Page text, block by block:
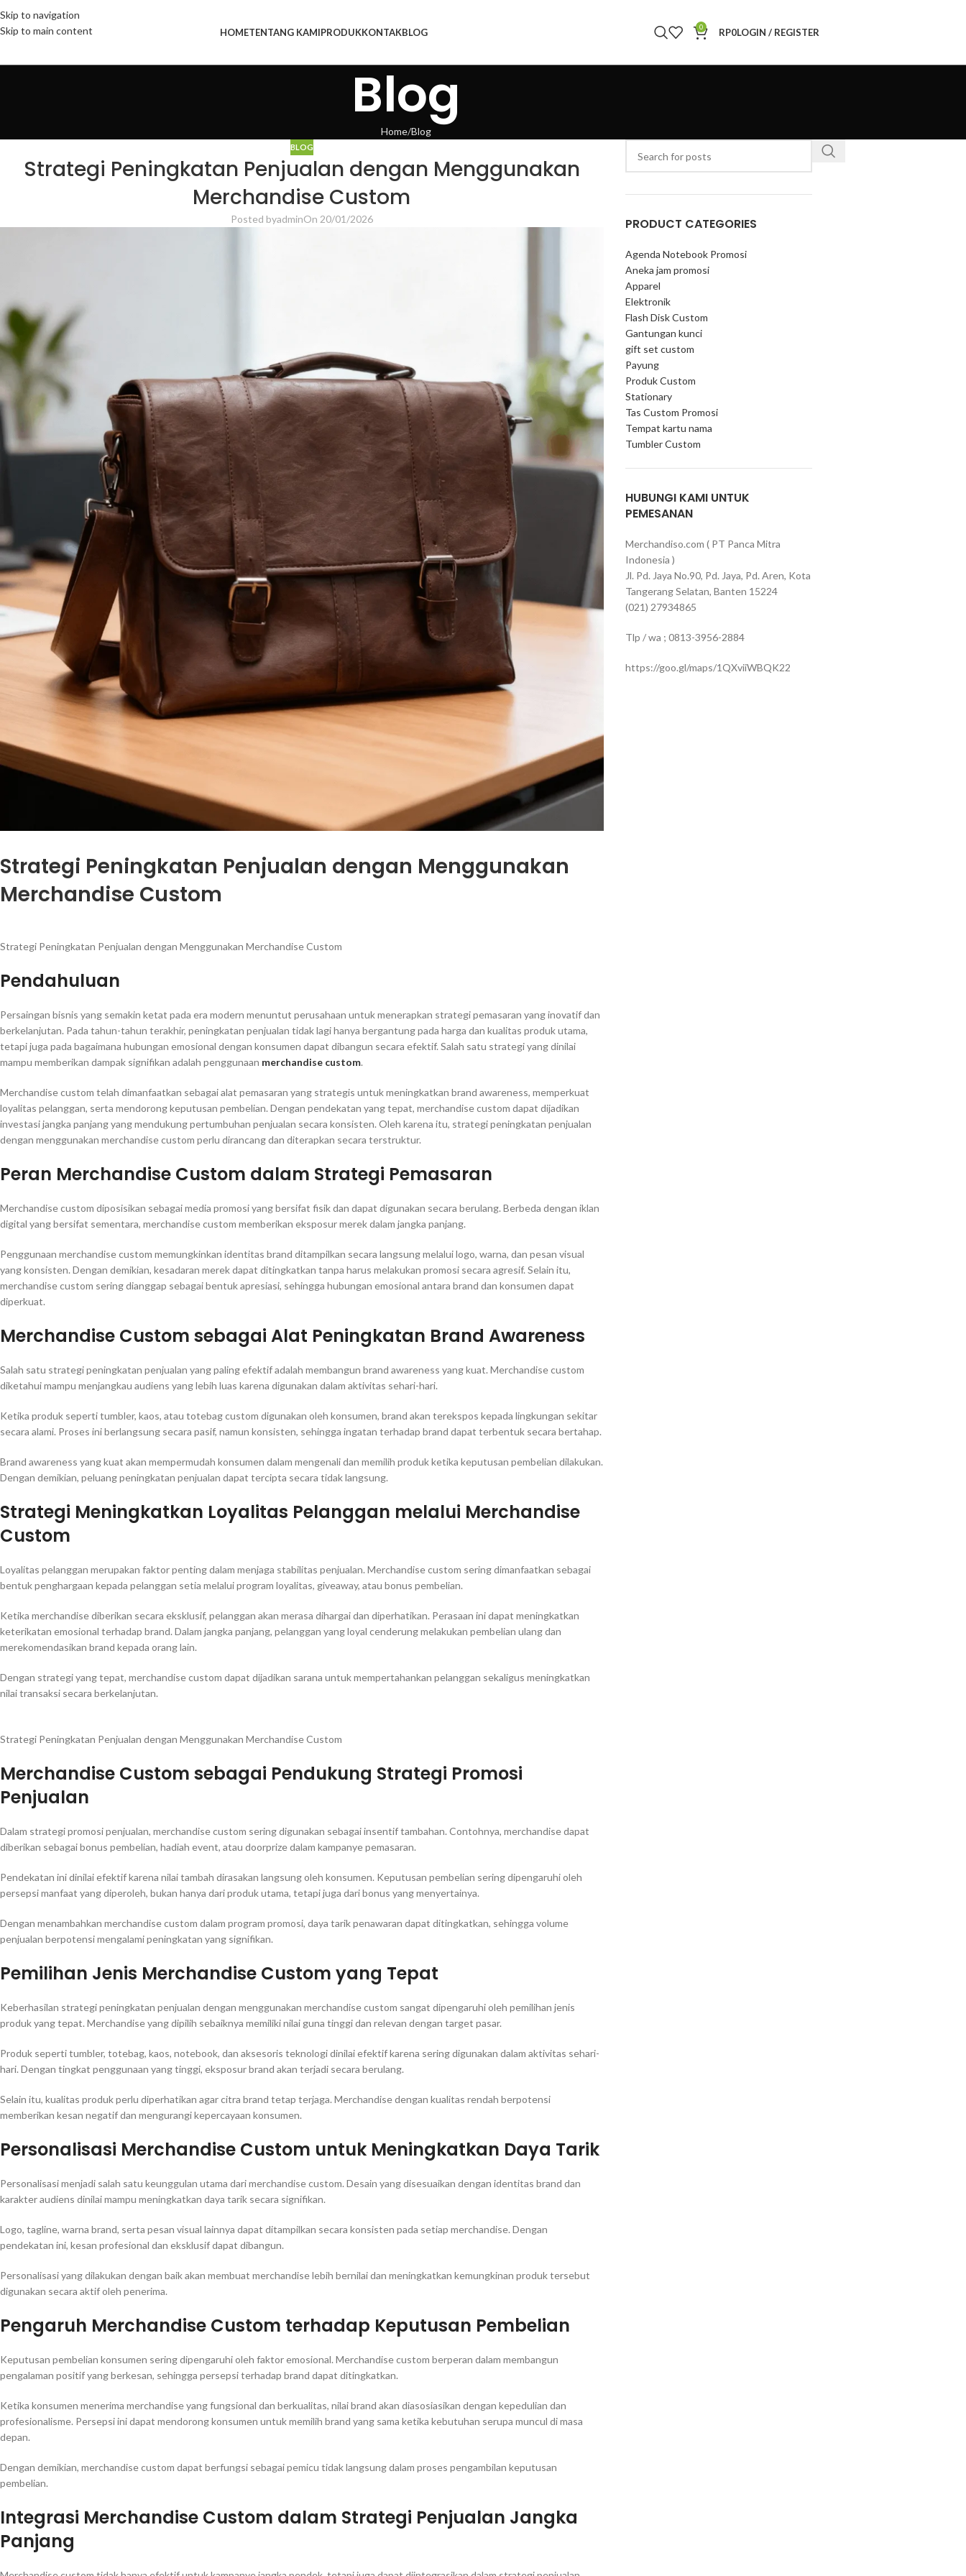
Skip to navigation
Skip to main content
HOMETENTANG KAMIPRODUKKONTAKBLOG 0 RP0LOGIN / REGISTER
Blog
Home Blog
BLOG
Strategi Peningkatan Penjualan dengan Menggunakan
Merchandise Custom
Posted byadminOn 20/01/2026
Strategi Peningkatan Penjualan dengan Menggunakan
Merchandise Custom
Strategi Peningkatan Penjualan dengan Menggunakan Merchandise Custom
Pendahuluan
Persaingan bisnis yang semakin ketat pada era modern menuntut perusahaan untuk menerapkan strategi pemasaran yang inovatif dan
berkelanjutan. Pada tahun-tahun terakhir, peningkatan penjualan tidak lagi hanya bergantung pada harga dan kualitas produk utama,
tetapi juga pada bagaimana hubungan emosional dengan konsumen dapat dibangun secara efektif. Salah satu strategi yang dinilai
mampu memberikan dampak signifikan adalah penggunaan merchandise custom.
Merchandise custom telah dimanfaatkan sebagai alat pemasaran yang strategis untuk meningkatkan brand awareness, memperkuat
loyalitas pelanggan, serta mendorong keputusan pembelian. Dengan pendekatan yang tepat, merchandise custom dapat dijadikan
investasi jangka panjang yang mendukung pertumbuhan penjualan secara konsisten. Oleh karena itu, strategi peningkatan penjualan
dengan menggunakan merchandise custom perlu dirancang dan diterapkan secara terstruktur.
Peran Merchandise Custom dalam Strategi Pemasaran
Merchandise custom diposisikan sebagai media promosi yang bersifat fisik dan dapat digunakan secara berulang. Berbeda dengan iklan
digital yang bersifat sementara, merchandise custom memberikan eksposur merek dalam jangka panjang.
Penggunaan merchandise custom memungkinkan identitas brand ditampilkan secara langsung melalui logo, warna, dan pesan visual
yang konsisten. Dengan demikian, kesadaran merek dapat ditingkatkan tanpa harus melakukan promosi secara agresif. Selain itu,
merchandise custom sering dianggap sebagai bentuk apresiasi, sehingga hubungan emosional antara brand dan konsumen dapat
diperkuat.
Merchandise Custom sebagai Alat Peningkatan Brand Awareness
Salah satu strategi peningkatan penjualan yang paling efektif adalah membangun brand awareness yang kuat. Merchandise custom
diketahui mampu menjangkau audiens yang lebih luas karena digunakan dalam aktivitas sehari-hari.
Ketika produk seperti tumbler, kaos, atau totebag custom digunakan oleh konsumen, brand akan terekspos kepada lingkungan sekitar
secara alami. Proses ini berlangsung secara pasif, namun konsisten, sehingga ingatan terhadap brand dapat terbentuk secara bertahap.
Brand awareness yang kuat akan mempermudah konsumen dalam mengenali dan memilih produk ketika keputusan pembelian dilakukan.
Dengan demikian, peluang peningkatan penjualan dapat tercipta secara tidak langsung.
Strategi Meningkatkan Loyalitas Pelanggan melalui Merchandise
Custom
Loyalitas pelanggan merupakan faktor penting dalam menjaga stabilitas penjualan. Merchandise custom sering dimanfaatkan sebagai
bentuk penghargaan kepada pelanggan setia melalui program loyalitas, giveaway, atau bonus pembelian.
Ketika merchandise diberikan secara eksklusif, pelanggan akan merasa dihargai dan diperhatikan. Perasaan ini dapat meningkatkan
keterikatan emosional terhadap brand. Dalam jangka panjang, pelanggan yang loyal cenderung melakukan pembelian ulang dan
merekomendasikan brand kepada orang lain.
Dengan strategi yang tepat, merchandise custom dapat dijadikan sarana untuk mempertahankan pelanggan sekaligus meningkatkan
nilai transaksi secara berkelanjutan.
Strategi Peningkatan Penjualan dengan Menggunakan Merchandise Custom
Merchandise Custom sebagai Pendukung Strategi Promosi
Penjualan
Dalam strategi promosi penjualan, merchandise custom sering digunakan sebagai insentif tambahan. Contohnya, merchandise dapat
diberikan sebagai bonus pembelian, hadiah event, atau doorprize dalam kampanye pemasaran.
Pendekatan ini dinilai efektif karena nilai tambah dirasakan langsung oleh konsumen. Keputusan pembelian sering dipengaruhi oleh
persepsi manfaat yang diperoleh, bukan hanya dari produk utama, tetapi juga dari bonus yang menyertainya.
Dengan menambahkan merchandise custom dalam program promosi, daya tarik penawaran dapat ditingkatkan, sehingga volume
penjualan berpotensi mengalami peningkatan yang signifikan.
Pemilihan Jenis Merchandise Custom yang Tepat
Keberhasilan strategi peningkatan penjualan dengan menggunakan merchandise custom sangat dipengaruhi oleh pemilihan jenis
produk yang tepat. Merchandise yang dipilih sebaiknya memiliki nilai guna tinggi dan relevan dengan target pasar.
Produk seperti tumbler, totebag, kaos, notebook, dan aksesoris teknologi dinilai efektif karena sering digunakan dalam aktivitas sehari-
hari. Dengan tingkat penggunaan yang tinggi, eksposur brand akan terjadi secara berulang.
Selain itu, kualitas produk perlu diperhatikan agar citra brand tetap terjaga. Merchandise dengan kualitas rendah berpotensi
memberikan kesan negatif dan mengurangi kepercayaan konsumen.
Personalisasi Merchandise Custom untuk Meningkatkan Daya Tarik
Personalisasi menjadi salah satu keunggulan utama dari merchandise custom. Desain yang disesuaikan dengan identitas brand dan
karakter audiens dinilai mampu meningkatkan daya tarik secara signifikan.
Logo, tagline, warna brand, serta pesan visual lainnya dapat ditampilkan secara konsisten pada setiap merchandise. Dengan
pendekatan ini, kesan profesional dan eksklusif dapat dibangun.
Personalisasi yang dilakukan dengan baik akan membuat merchandise lebih bernilai dan meningkatkan kemungkinan produk tersebut
digunakan secara aktif oleh penerima.
Pengaruh Merchandise Custom terhadap Keputusan Pembelian
Keputusan pembelian konsumen sering dipengaruhi oleh faktor emosional. Merchandise custom berperan dalam membangun
pengalaman positif yang berkesan, sehingga persepsi terhadap brand dapat ditingkatkan.
Ketika konsumen menerima merchandise yang fungsional dan berkualitas, nilai brand akan diasosiasikan dengan kepedulian dan
profesionalisme. Persepsi ini dapat mendorong konsumen untuk memilih brand yang sama ketika kebutuhan serupa muncul di masa
depan.
Dengan demikian, merchandise custom dapat berfungsi sebagai pemicu tidak langsung dalam proses pengambilan keputusan
pembelian.
Integrasi Merchandise Custom dalam Strategi Penjualan Jangka
Panjang
PRODUCT CATEGORIES
Agenda Notebook Promosi
Aneka jam promosi
Apparel
Elektronik
Flash Disk Custom
Gantungan kunci
gift set custom
Payung
Produk Custom
Stationary
Tas Custom Promosi
Tempat kartu nama
Tumbler Custom
HUBUNGI KAMI UNTUK
PEMESANAN
Merchandiso.com ( PT Panca Mitra
Indonesia )
Jl. Pd. Jaya No.90, Pd. Jaya, Pd. Aren, Kota
Tangerang Selatan, Banten 15224
(021) 27934865
Tlp / wa ; 0813-3956-2884
https://goo.gl/maps/1QXviiWBQK22